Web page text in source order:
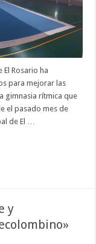
Rosario ha
para mejorar las
gimnasia rítmica que
el pasado mes de
de El …
y